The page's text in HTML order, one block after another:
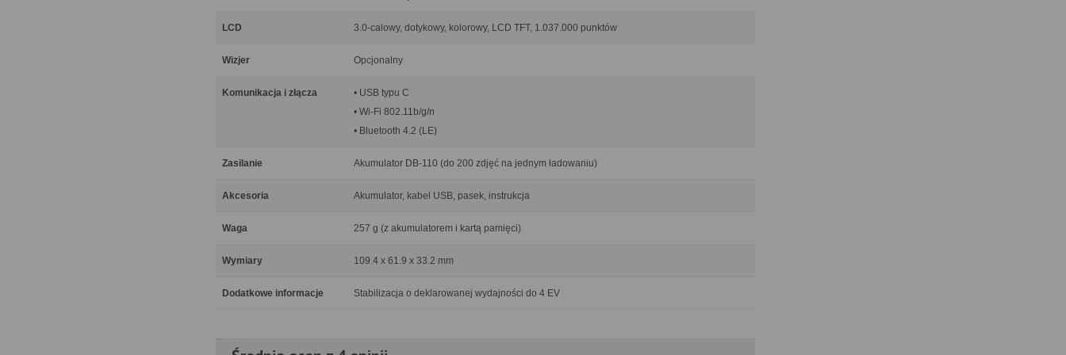
LCD 3.0-calowy, dotykowy, kolorowy, LCD TFT, 1.037.000 punktów
Wizjer Opcjonalny
Komunikacja i złącza
• USB typu C
• Wi-Fi 802.11b/g/n
• Bluetooth 4.2 (LE)
Zasilanie Akumulator DB-110 (do 200 zdjęć na jednym ładowaniu)
Akcesoria Akumulator, kabel USB, pasek, instrukcja
Waga 257 g (z akumulatorem i kartą pamięci)
Wymiary 109.4 x 61.9 x 33.2 mm
Dodatkowe informacje Stabilizacja o deklarowanej wydajności do 4 EV